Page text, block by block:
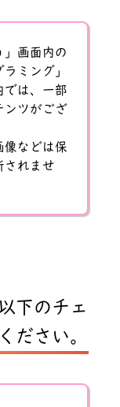
」画面内の
ミング」
では、一部
ンツがござ
像などは保
されませ
下のチェ
ださい。